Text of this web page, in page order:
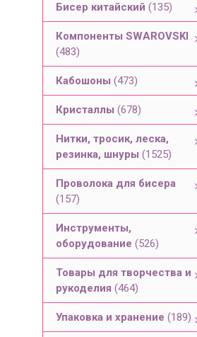
Бисер китайский (135)
Компоненты SWAROVSKI
(483)
Кабошоны (473)
Кристаллы (678)
Нитки, тросик, леска,
резинка, шнуры (1525)
Проволока для бисера
(157)
Инструменты,
оборудование (526)
Товары для творчества и
рукоделия (464)
Упаковка и хранение (189)